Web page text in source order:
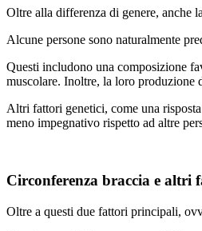
Oltre alla differenza di genere, anche
Alcune persone sono naturalmente
Questi includono una composizione
muscolare. Inoltre, la loro produzione
Altri fattori genetici, come una
meno impegnativo rispetto ad altre
Circonferenza braccia e altri
Oltre a questi due fattori principali,